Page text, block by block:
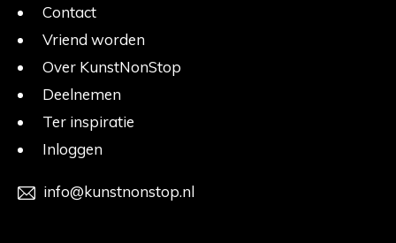
Contact
Vriend worden
Over KunstNonStop
Deelnemen
Ter inspiratie
Inloggen
info@kunstnonstop.nl